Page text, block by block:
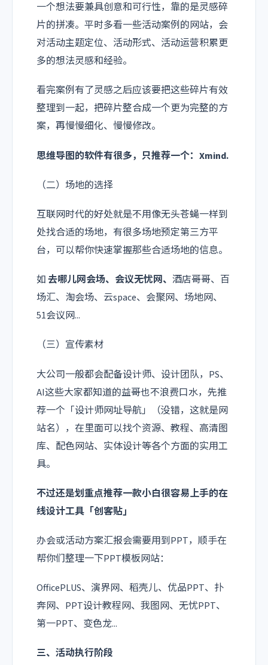
一个想法要兼具创意和可行性，靠的是灵感碎
片的拼凑。平时多看一些活动案例的网站，会
对活动主题定位、活动形式、活动运营积累更
多的想法灵感和经验。
看完案例有了灵感之后应该要把这些碎片有效
整理到一起，把碎片整合成一个更为完整的方
案，再慢慢细化、慢慢修改。
思维导图的软件有很多，只推荐一个： Xmind.
（二）场地的选择
互联网时代的好处就是不用像无头苍蝇一样到
处找合适的场地，有很多场地预定第三方平
台，可以帮你快速掌握那些合适场地的信息。
如‍‍‍去哪儿网会场、 会议无忧网、 酒店哥哥、百
场汇、淘会场、云space、会聚网、场地网、
51会议网...
（三）宣传素材
大公司一般都会配备设计师、设计团队，PS、
AI这些大家都知道的益哥也不浪费口水，先推
荐一个「设计师网址导航」（没错，这就是网
站名），在里面可以找个资源、教程、高清图
库、配色网站、实体设计等各个方面的实用工
具。
不过还是划重点推荐一款小白很容易上手的在
线设计工具 「创客贴」
办会或活动方案汇报会需要用到PPT，顺手在
帮你们整理一下PPT模板网站：
OfficePLUS、演界网、稻壳儿、优品PPT、扑
奔网、PPT设计教程网、我图网、无忧PPT、
第一PPT、变色龙...
三、活动执行阶段